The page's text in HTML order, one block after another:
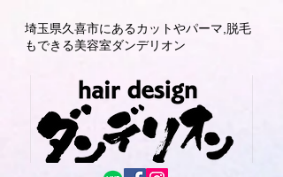
埼玉県久喜市にあるカットやパーマ, 脱毛
もできる美容室ダンデリオン